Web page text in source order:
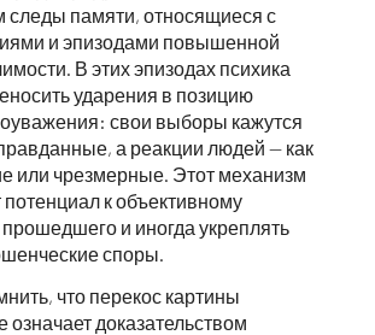
следы памяти, относящиеся с
и эпизодами повышенной
В этих эпизодах психика
ударения в позицию
свои выборы кажутся
а реакции людей — как
или чрезмерные. Этот механизм
к объективному
и иногда укреплять
споры.
что перекос картины
означает доказательством